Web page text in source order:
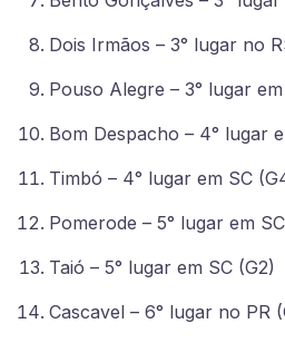
Dois Irmãos – 3° lugar no
Pouso Alegre – 3° lugar
Bom Despacho – 4° lugar
Timbó – 4° lugar em SC
Pomerode – 5° lugar em
Taió – 5° lugar em SC (G2)
Cascavel – 6° lugar no PR